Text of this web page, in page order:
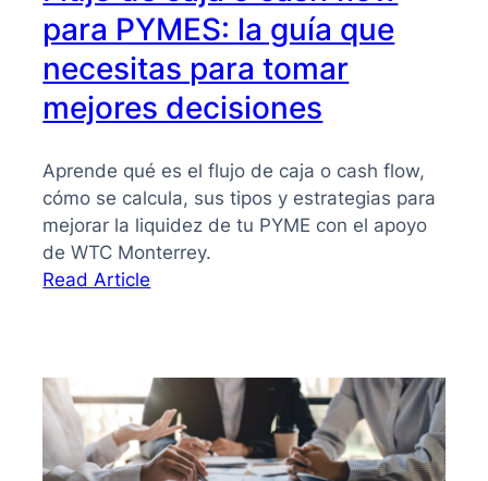
para PYMES: la guía que
necesitas para tomar
mejores decisiones
Aprende qué es el flujo de caja o cash flow,
cómo se calcula, sus tipos y estrategias para
mejorar la liquidez de tu PYME con el apoyo
de WTC Monterrey.
Read Article
o
cash
flow
para